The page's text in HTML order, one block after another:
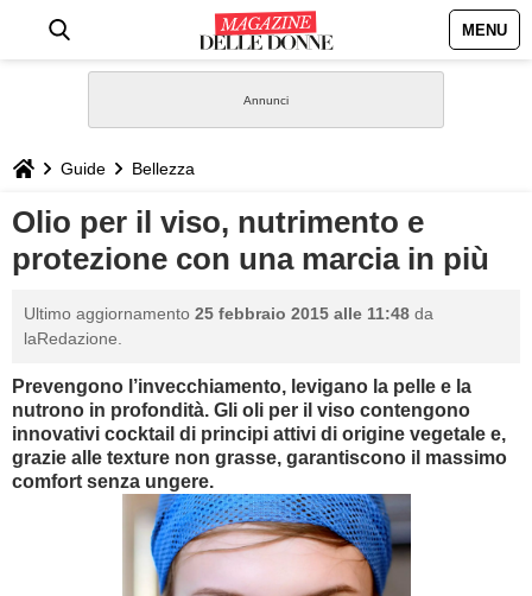
MENU
STILE
BIOGRAFIE
DEFINIZIONI
GASTRONOMIA
CAPELLI
Guide Bellezza
Olio per il viso, nutrimento e
protezione con una marcia in più
Ultimo aggiornamento 25 febbraio 2015 alle 11:48 da
laRedazione.
Prevengono l’invecchiamento, levigano la pelle e la
nutrono in profondità. Gli oli per il viso contengono
innovativi cocktail di principi attivi di origine vegetale e,
grazie alle texture non grasse, garantiscono il massimo
comfort senza ungere.